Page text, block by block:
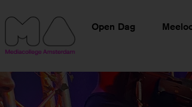
Open Dag